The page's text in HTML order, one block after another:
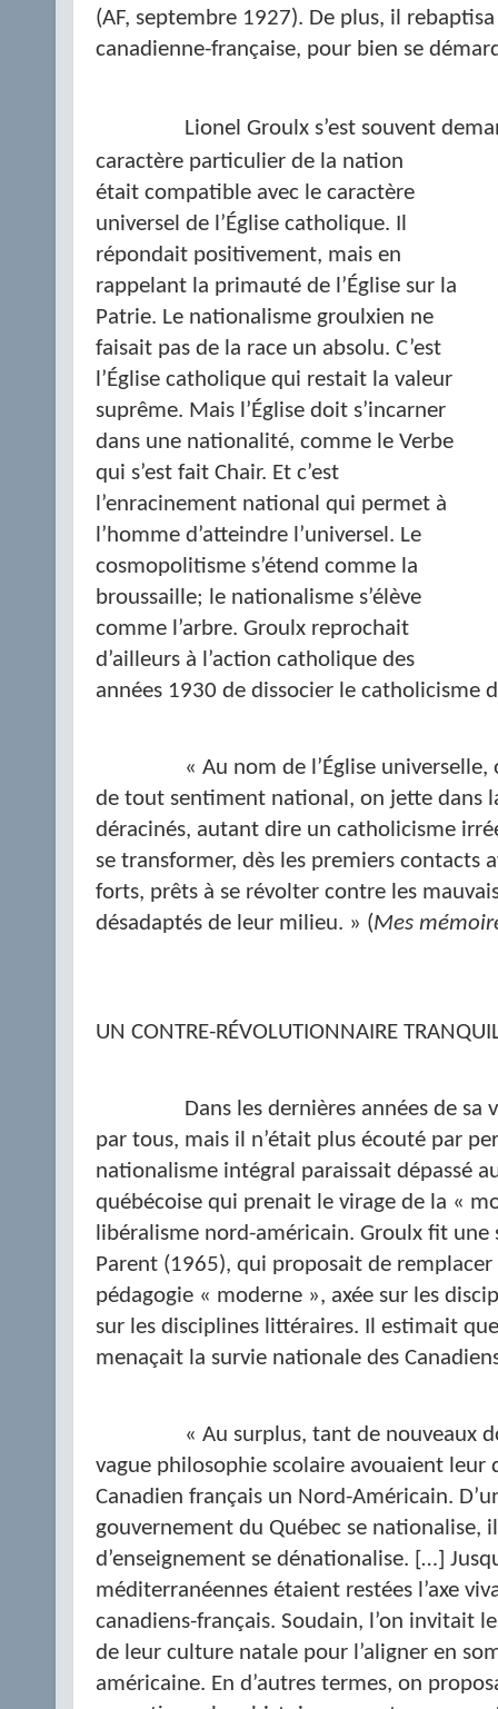
(AF, septembre 1927). De plus, il
canadienne-française, pour bien se
Lionel Groulx s’est souvent
caractère particulier de la nation
était compatible avec le caractère
universel de l’Église catholique. Il
répondait positivement, mais en
rappelant la primauté de l’Église sur la
Patrie. Le nationalisme groulxien ne
faisait pas de la race un absolu. C’est
l’Église catholique qui restait la valeur
suprême. Mais l’Église doit s’incarner
dans une nationalité, comme le Verbe
qui s’est fait Chair. Et c’est
l’enracinement national qui permet à
l’homme d’atteindre l’universel. Le
cosmopolitisme s’étend comme la
broussaille; le nationalisme s’élève
comme l’arbre. Groulx reprochait
d’ailleurs à l’action catholique des
années 1930 de dissocier le catholicisme
« Au nom de l’Église
de tout sentiment national, on jette dans
déracinés, autant dire un catholicisme
se transformer, dès les premiers contacts
forts, prêts à se révolter contre les
désadaptés de leur milieu. » (Mes
UN CONTRE-RÉVOLUTIONNAIRE
Dans les dernières années de
par tous, mais il n’était plus écouté par
nationalisme intégral paraissait dépassé
québécoise qui prenait le virage de la «
libéralisme nord-américain. Groulx fit une
Parent (1965), qui proposait de remplacer
pédagogie « moderne », axée sur les
sur les disciplines littéraires. Il estimait
menaçait la survie nationale des
« Au surplus, tant de nouveaux
vague philosophie scolaire avouaient leur
Canadien français un Nord-Américain.
gouvernement du Québec se nationalise,
d’enseignement se dénationalise. […]
méditerranéennes étaient restées l’axe
canadiens-français. Soudain, l’on invitait
de leur culture natale pour l’aligner en
américaine. En d’autres termes, on